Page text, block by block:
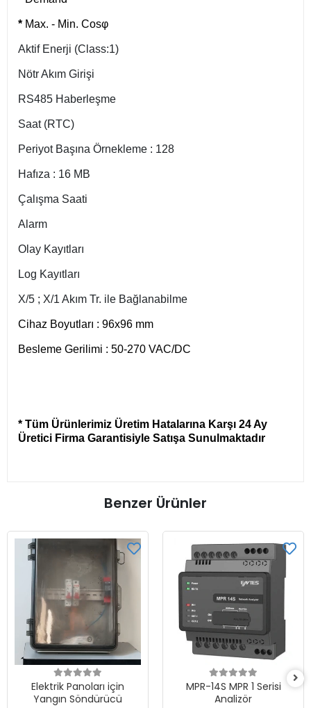
* Max. - Min. Cosφ
Aktif Enerji (Class:1)
Nötr Akım Girişi
RS485 Haberleşme
Saat (RTC)
Periyot Başına Örnekleme : 128
Hafıza : 16 MB
Çalışma Saati
Alarm
Olay Kayıtları
Log Kayıtları
X/5 ; X/1 Akım Tr. ile Bağlanabilme
Cihaz Boyutları : 96x96 mm
Besleme Gerilimi : 50-270 VAC/DC
* Tüm Ürünlerimiz Üretim Hatalarına Karşı 24 Ay
Üretici Firma Garantisiyle Satışa Sunulmaktadır
Benzer Ürünler
Elektrik Panoları için
Yangın Söndürücü
MPR-14S MPR 1 Serisi
Analizör